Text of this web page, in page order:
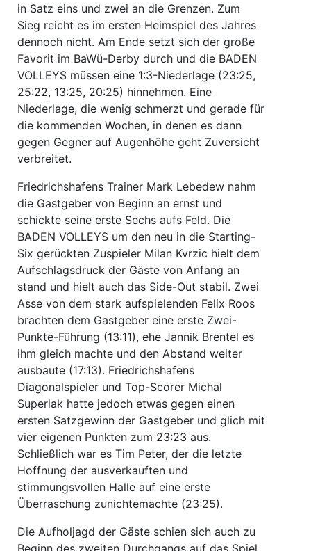
in Satz eins und zwei an die Grenzen. Zum
Sieg reicht es im ersten Heimspiel des Jahres
dennoch nicht. Am Ende setzt sich der große
Favorit im BaWü-Derby durch und die BADEN
VOLLEYS müssen eine 1:3-Niederlage (23:25,
25:22, 13:25, 20:25) hinnehmen. Eine
Niederlage, die wenig schmerzt und gerade für
die kommenden Wochen, in denen es dann
gegen Gegner auf Augenhöhe geht Zuversicht
verbreitet.
Friedrichshafens Trainer Mark Lebedew nahm
die Gastgeber von Beginn an ernst und
schickte seine erste Sechs aufs Feld. Die
BADEN VOLLEYS um den neu in die Starting-
Six gerückten Zuspieler Milan Kvrzic hielt dem
Aufschlagsdruck der Gäste von Anfang an
stand und hielt auch das Side-Out stabil. Zwei
Asse von dem stark aufspielenden Felix Roos
brachten dem Gastgeber eine erste Zwei-
Punkte-Führung (13:11), ehe Jannik Brentel es
ihm gleich machte und den Abstand weiter
ausbaute (17:13). Friedrichshafens
Diagonalspieler und Top-Scorer Michal
Superlak hatte jedoch etwas gegen einen
ersten Satzgewinn der Gastgeber und glich mit
vier eigenen Punkten zum 23:23 aus.
Schließlich war es Tim Peter, der die letzte
Hoffnung der ausverkauften und
stimmungsvollen Halle auf eine erste
Überraschung zunichtemachte (23:25).
Die Aufholjagd der Gäste schien sich auch zu
Beginn des zweiten Durchgangs auf das Spiel